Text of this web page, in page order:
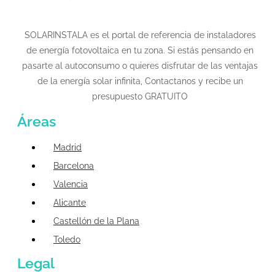
SOLARINSTALA es el portal de referencia de instaladores
de energía fotovoltaica en tu zona. Si estás pensando en
pasarte al autoconsumo o quieres disfrutar de las ventajas
de la energía solar infinita, Contactanos y recibe un
presupuesto GRATUITO
Áreas
Madrid
Barcelona
Valencia
Alicante
Castellón de la Plana
Toledo
Legal